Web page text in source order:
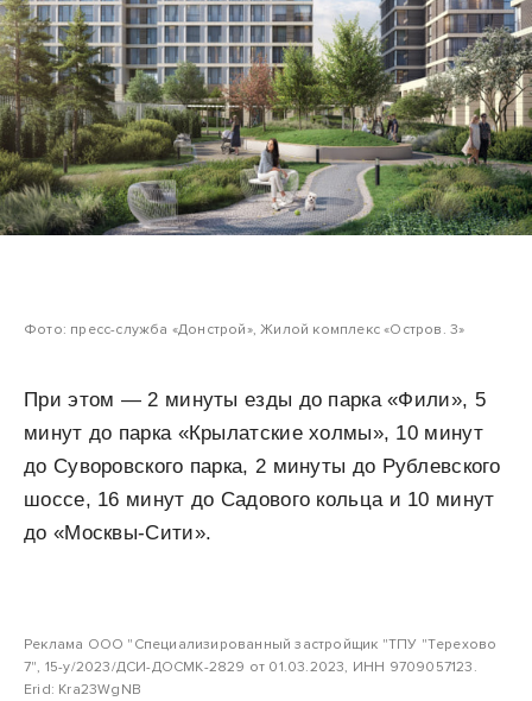
Фото: пресс-служба «Донстрой», Жилой комплекс «Остров. 3»
При этом — 2 минуты езды до парка «Фили», 5
минут до парка «Крылатские холмы», 10 минут
до Суворовского парка, 2 минуты до Рублевского
шоссе, 16 минут до Садового кольца и 10 минут
до «Москвы-Сити».
Реклама ООО "Специализированный застройщик "ТПУ "Терехово
7", 15-у/2023/ДСИ-ДОСМК-2829 от 01.03.2023, ИНН 9709057123.
Erid: Kra23WgNB